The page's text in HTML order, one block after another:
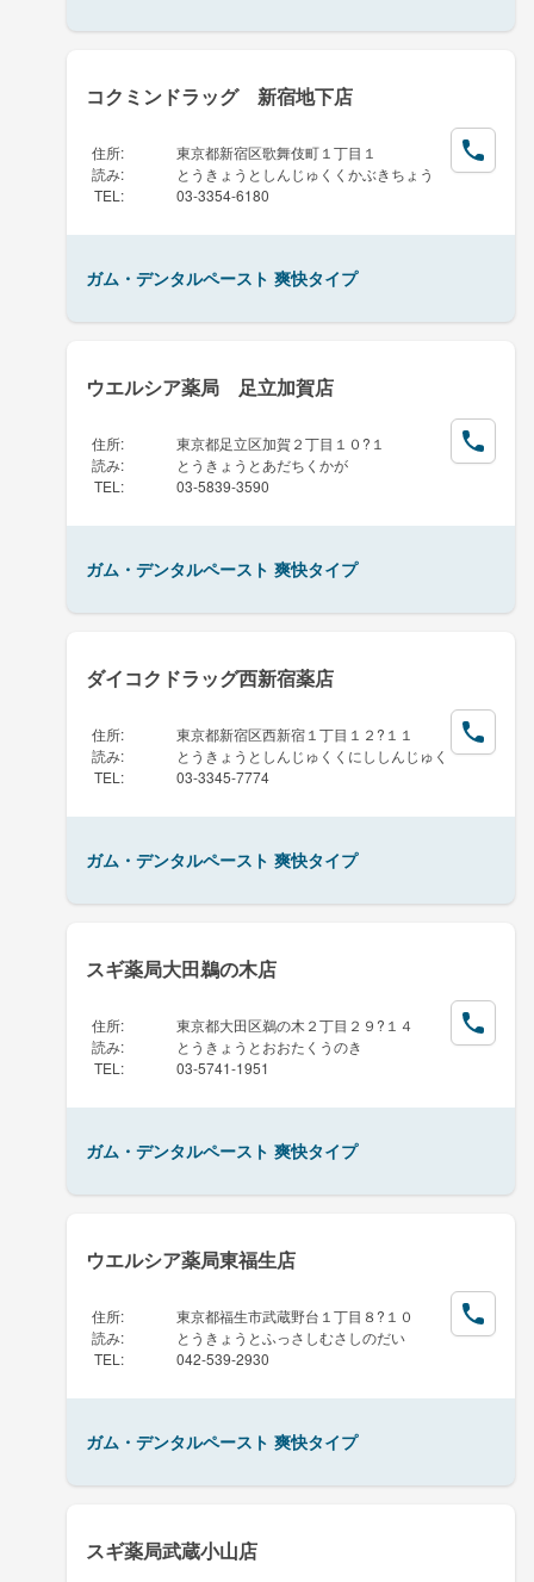
コクミンドラッグ 新宿地下店
住所:
東京都新宿区歌舞伎町１丁目１
読み:
とうきょうとしんじゅくくかぶきちょう
TEL : 03-3354-6180
ガム・デンタルペースト 爽快タイプ
ウエルシア薬局 足立加賀店
住所:
東京都足立区加賀２丁目１０?１
読み:
とうきょうとあだちくかが
TEL : 03-5839-3590
ガム・デンタルペースト 爽快タイプ
ダイコクドラッグ西新宿薬店
住所:
東京都新宿区西新宿１丁目１２?１１
読み:
とうきょうとしんじゅくくにししんじゅく
TEL : 03-3345-7774
ガム・デンタルペースト 爽快タイプ
スギ薬局大田鵜の木店
住所:
東京都大田区鵜の木２丁目２９?１４
読み:
とうきょうとおおたくうのき
TEL : 03-5741-1951
ガム・デンタルペースト 爽快タイプ
ウエルシア薬局東福生店
住所:
東京都福生市武蔵野台１丁目８?１０
読み:
とうきょうとふっさしむさしのだい
TEL : 042-539-2930
ガム・デンタルペースト 爽快タイプ
スギ薬局武蔵小山店